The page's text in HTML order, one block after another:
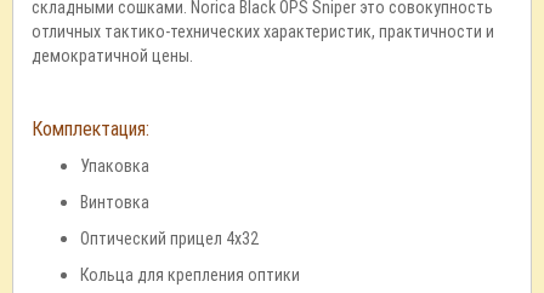
складными сошками. Norica Black OPS Sniper это совокупность
отличных тактико-технических характеристик, практичности и
демократичной цены.
Комплектация:
Упаковка
Винтовка
Оптический прицел 4x32
Кольца для крепления оптики